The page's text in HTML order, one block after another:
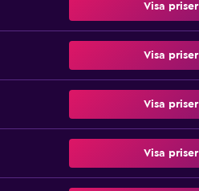
Visa priser
Visa priser
Visa priser
Visa priser